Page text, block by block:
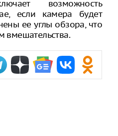
возможность
если камера будет
ее углы обзора, что
вмешательства.